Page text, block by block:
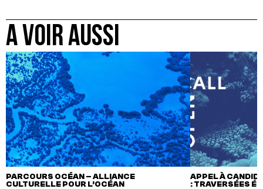
A VOIR AUSSI
PARCOURS OCÉAN – ALLIANCE
CULTURELLE POUR L’OCÉAN
APPEL À
: TRAVERSÉES